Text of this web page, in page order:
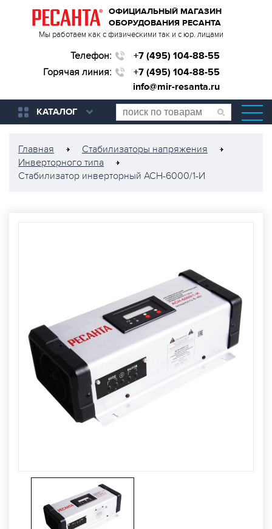
ОФИЦИАЛЬНЫЙ МАГАЗИН
ОБОРУДОВАНИЯ РЕСАНТА
Мы работаем как с физическими так и с юр. лицами
Телефон:
+7 (495) 104-88-55
Горячая линия:
+7 (495) 104-88-55
info@mir-resanta.ru
КАТАЛОГ
Главная
Стабилизаторы напряжения
Инверторного типа
Стабилизатор инверторный АСН-6000/1-И